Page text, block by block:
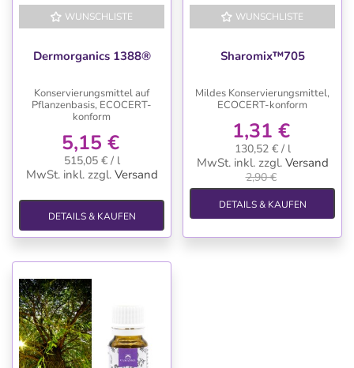
WUNSCHLISTE
Dermorganics 1388®
Konservierungsmittel auf
Pflanzenbasis, ECOCERT-
konform
5,15 €
515,05 € / l
MwSt. inkl. zzgl. Versand
DETAILS & KAUFEN
WUNSCHLISTE
Sharomix™705
Mildes Konservierungsmittel,
ECOCERT-konform
1,31 €
130,52 € / l
MwSt. inkl. zzgl. Versand
2,90 €
DETAILS & KAUFEN